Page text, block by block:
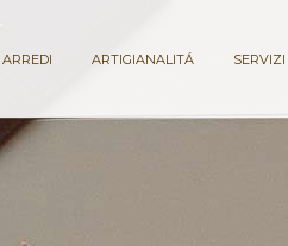
ARREDI ARTIGIANALITÁ SERVIZI